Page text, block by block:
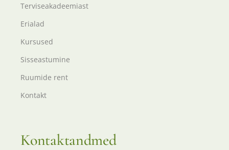
Terviseakadeemiast
Erialad
Kursused
Sisseastumine
Ruumide rent
Kontakt
Kontaktandmed